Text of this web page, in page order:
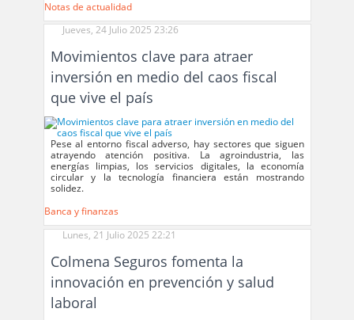
Notas de actualidad
Jueves, 24 Julio 2025 23:26
Movimientos clave para atraer
inversión en medio del caos fiscal
que vive el país
Pese al entorno fiscal adverso, hay sectores que siguen
atrayendo atención positiva. La agroindustria, las
energías limpias, los servicios digitales, la economía
circular y la tecnología financiera están mostrando
solidez.
Banca y finanzas
Lunes, 21 Julio 2025 22:21
Colmena Seguros fomenta la
innovación en prevención y salud
laboral